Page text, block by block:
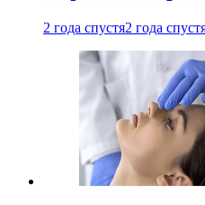
2 года спустя2 года